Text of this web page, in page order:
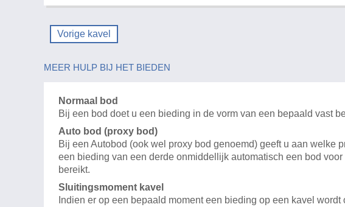
Vorige kavel
MEER HULP BIJ HET BIEDEN
Normaal bod
Bij een bod doet u een bieding in de vorm van een bepaald vast
Auto bod (proxy bod)
Bij een Autobod (ook wel proxy bod genoemd) geeft u aan welke
een bieding van een derde onmiddellijk automatisch een bod
bereikt.
Sluitingsmoment kavel
Indien er op een bepaald moment een bieding op een kavel